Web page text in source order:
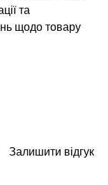
та
щодо товару
Залишити відгук